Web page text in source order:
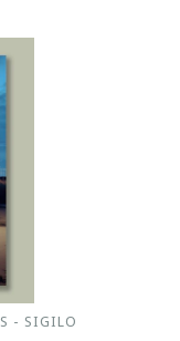
- SIGILO